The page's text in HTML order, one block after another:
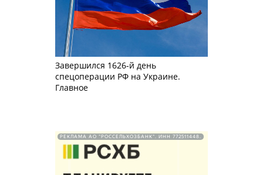
Завершился 1626-й день
спецоперации РФ на Украине.
Главное
РЕКЛАМА АО "РОССЕЛЬХОЗБАНК". ИНН 772511448.